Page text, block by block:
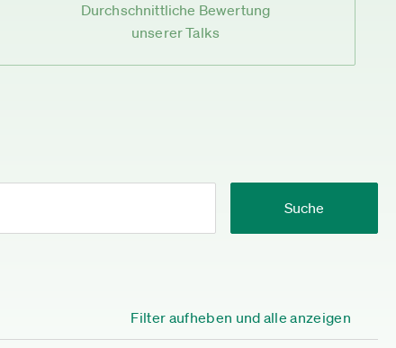
Durchschnittliche Bewertung
unserer Talks
Suche
Filter aufheben und alle anzeigen